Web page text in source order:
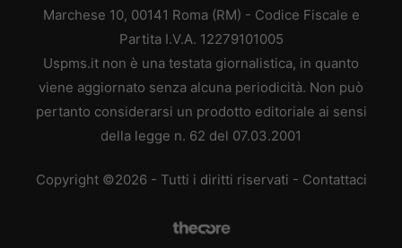
Marchese 10, 00141 Roma (RM) - Codice Fiscale e
Partita I.V.A. 12279101005
Uspms.it non è una testata giornalistica, in quanto
viene aggiornato senza alcuna periodicità. Non può
pertanto considerarsi un prodotto editoriale ai sensi
della legge n. 62 del 07.03.2001
Copyright ©2026 - Tutti i diritti riservati - Contattaci